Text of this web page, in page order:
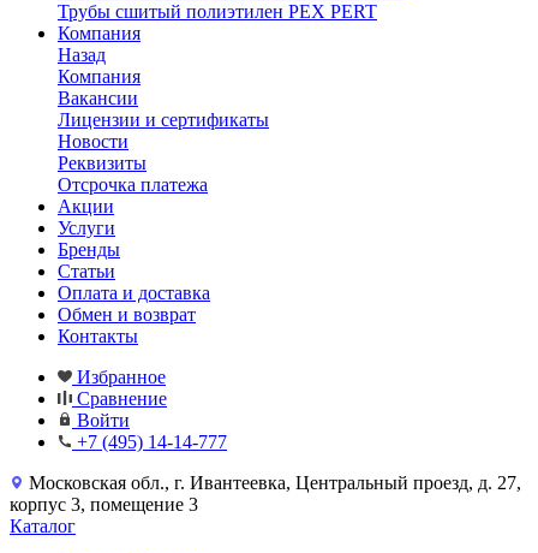
Трубы сшитый полиэтилен PEX PERT
Компания
Назад
Компания
Вакансии
Лицензии и сертификаты
Новости
Реквизиты
Отсрочка платежа
Акции
Услуги
Бренды
Статьи
Оплата и доставка
Обмен и возврат
Контакты
Избранное
Сравнение
Войти
+7 (495) 14-14-777
Московская обл., г. Ивантеевка, Центральный проезд, д. 27,
корпус 3, помещение 3
Каталог